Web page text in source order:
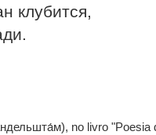
клубится,
no livro "Poesia